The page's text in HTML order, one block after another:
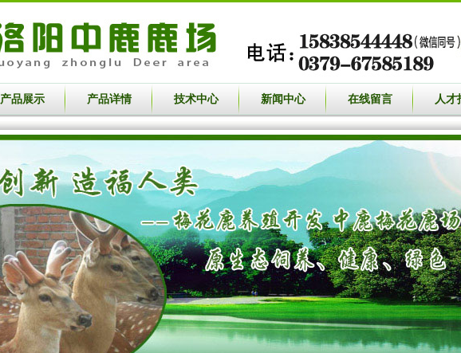
产品展示 产品详情 技术中心 新闻中心 在线留言 人才